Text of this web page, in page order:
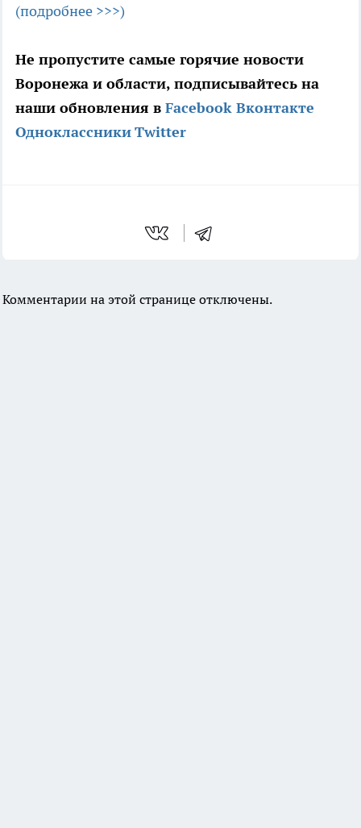
(подробнее >>>)
Не пропустите самые горячие новости
Воронежа и области, подписывайтесь на
наши обновления в Facebook Вконтакте
ОдноклассникиTwitter
Комментарии на этой странице отключены.